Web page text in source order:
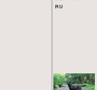
RU